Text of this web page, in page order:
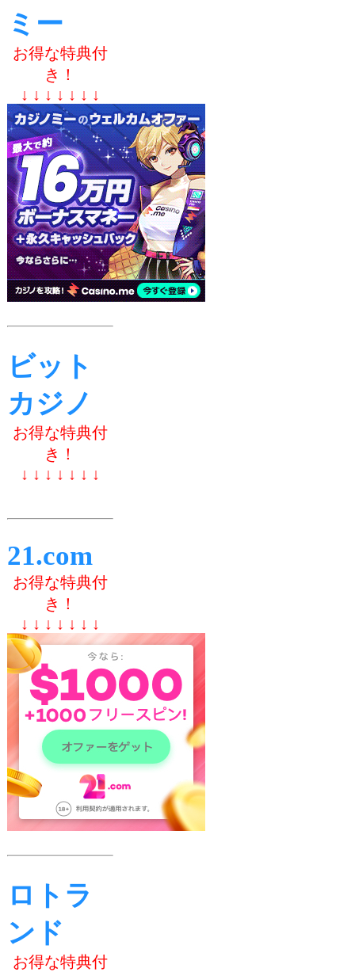
ミー
お得な特典付
き！
↓ ↓ ↓ ↓ ↓ ↓ ↓
ビット
カジノ
お得な特典付
き！
↓ ↓ ↓ ↓ ↓ ↓ ↓
21.com
お得な特典付
き！
↓ ↓ ↓ ↓ ↓ ↓ ↓
ロトラ
ンド
お得な特典付